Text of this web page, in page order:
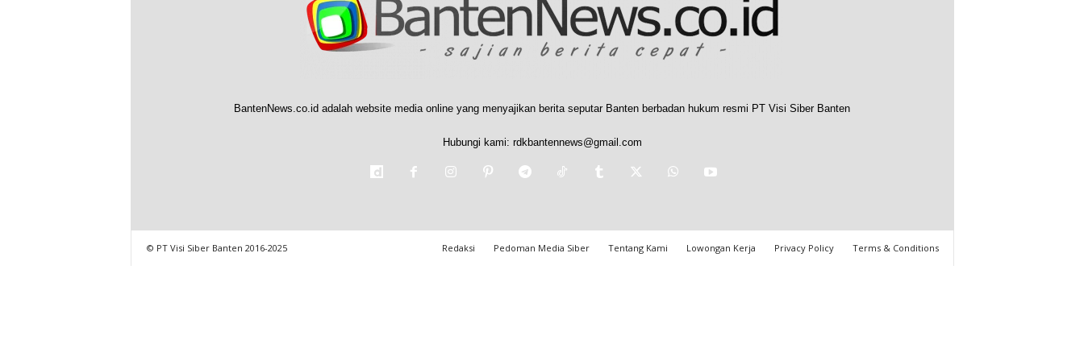
BantenNews.co.id adalah website media online yang menyajikan berita seputar Banten berbadan hukum resmi PT Visi Siber Banten
Hubungi kami: rdkbantennews@gmail.com
Redaksi Pedoman Media Siber Tentang Kami Lowongan Kerja Privacy Policy Terms & Conditions
© PT Visi Siber Banten 2016-2025